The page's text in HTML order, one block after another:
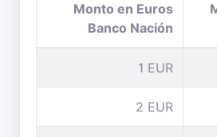
Monto en Euros
Banco Nación
1 EUR
2 EUR